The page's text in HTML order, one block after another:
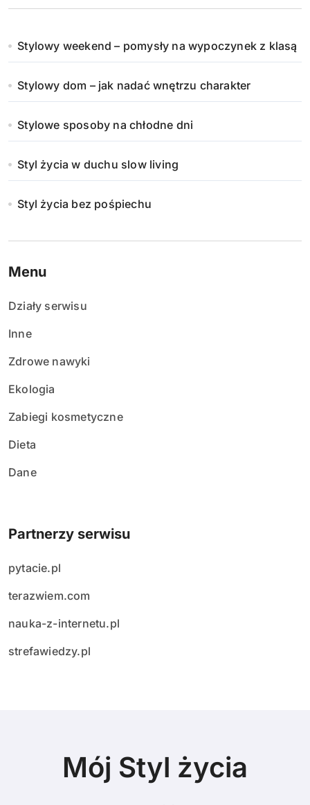
Stylowy weekend – pomysły na wypoczynek z klasą
Stylowy dom – jak nadać wnętrzu charakter
Stylowe sposoby na chłodne dni
Styl życia w duchu slow living
Styl życia bez pośpiechu
Menu
Działy serwisu
Inne
Zdrowe nawyki
Ekologia
Zabiegi kosmetyczne
Dieta
Dane
Partnerzy serwisu
pytacie.pl
terazwiem.com
nauka-z-internetu.pl
strefawiedzy.pl
Mój Styl życia